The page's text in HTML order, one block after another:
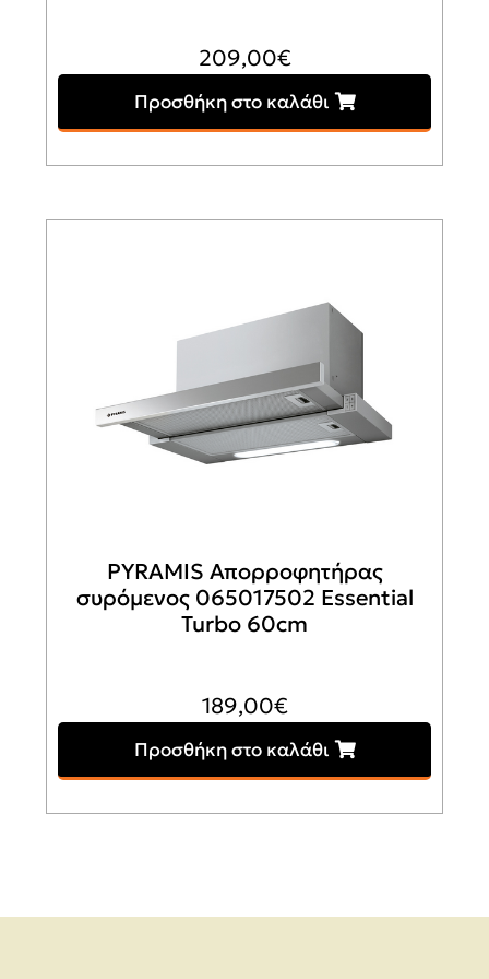
209,00€
Προσθήκη στο καλάθι
PYRAMIS Απορροφητήρας
συρόμενος 065017502 Essential
Turbo 60cm
189,00€
Προσθήκη στο καλάθι